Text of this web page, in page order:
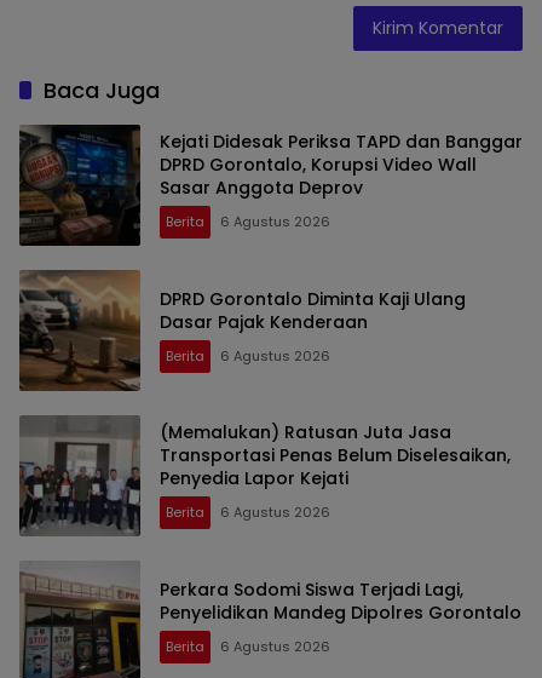
Baca Juga
Kejati Didesak Periksa TAPD dan Banggar
DPRD Gorontalo, Korupsi Video Wall
Sasar Anggota Deprov
Berita 6 Agustus 2026
DPRD Gorontalo Diminta Kaji Ulang
Dasar Pajak Kenderaan
Berita 6 Agustus 2026
(Memalukan) Ratusan Juta Jasa
Transportasi Penas Belum Diselesaikan,
Penyedia Lapor Kejati
Berita 6 Agustus 2026
Perkara Sodomi Siswa Terjadi Lagi,
Penyelidikan Mandeg Dipolres Gorontalo
Berita 6 Agustus 2026